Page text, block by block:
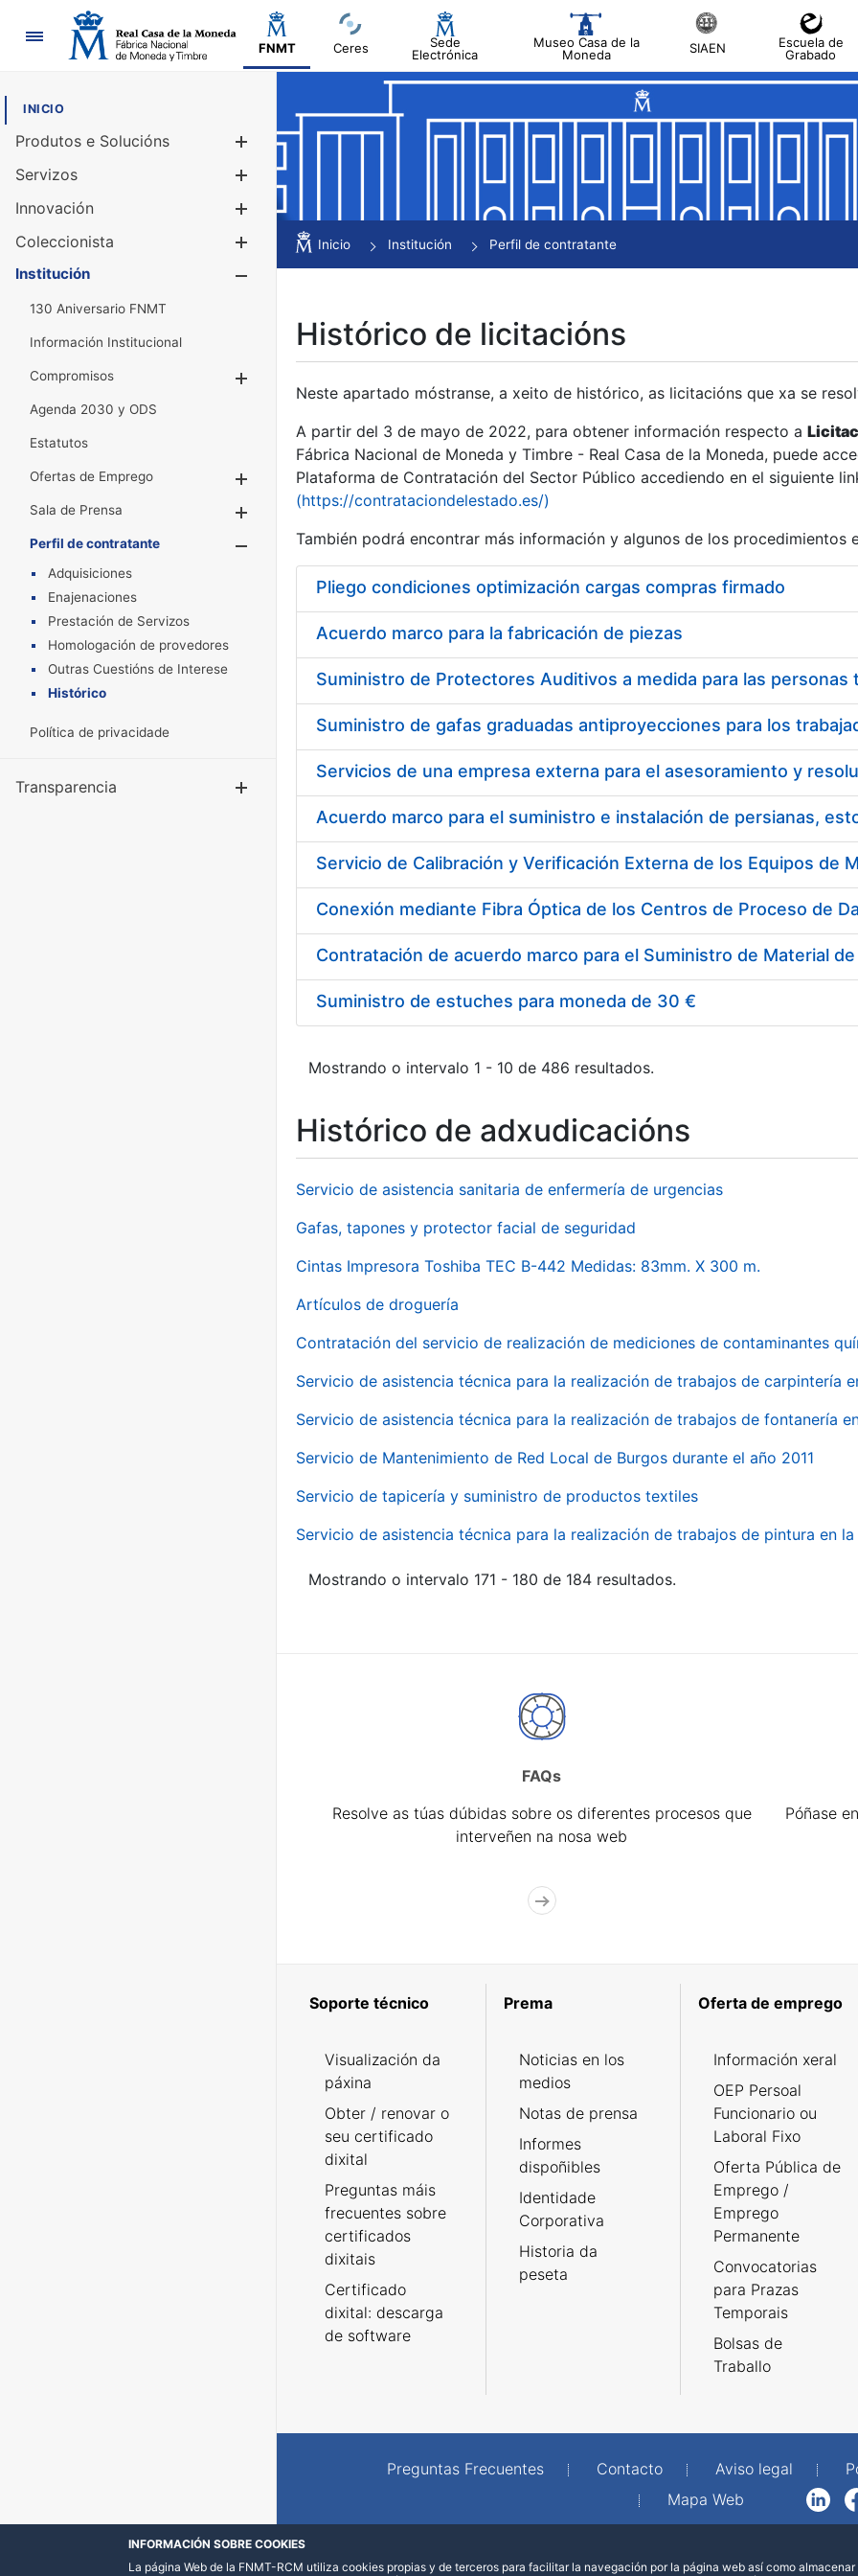
Navegación
FNMT Ceres
Sede
Electrónica
Museo Casa de la
Moneda
SIAEN
Escuela de
Grabado
INICIO
Produtos e Solucións
Mostrar/Ocultar
Servizos
Innovación
Coleccionista
Mostrar/Ocultar
Institución
130 Aniversario FNMT
Información Institucional
Compromisos
Agenda 2030 y ODS
Estatutos
Ofertas de Emprego
Mostrar/Ocultar
Sala de Prensa
Mostrar/Ocultar
Perfil de contratante
Mostrar/Ocultar
Adquisiciones
Enajenaciones
Prestación de Servizos
Homologación de provedores
Outras Cuestións de Interese
Histórico
Política de privacidade
Transparencia
Inicio Institución Perfil de contratante
Histórico de licitacións
Neste apartado móstranse, a xeito de histórico, as licitacións que xa se
A partir del 3 de mayo de 2022, para obtener información respecto a
Fábrica Nacional de Moneda y Timbre - Real Casa de la Moneda, puede
Plataforma de Contratación del Sector Público accediendo en el siguiente
(https://contrataciondelestado.es/)
También podrá encontrar más información y algunos de los procedimientos
Pliego condiciones optimización cargas compras firmado
Acuerdo marco para la fabricación de piezas
Acuerdo marco para el suministro e instalación de persianas,
Suministro de estuches para moneda de 30 €
Mostrando o intervalo 1 - 10 de 486 resultados.
Histórico de adxudicacións
Servicio de asistencia sanitaria de enfermería de urgencias
Gafas, tapones y protector facial de seguridad
Cintas Impresora Toshiba TEC B-442 Medidas: 83mm. X 300 m.
Artículos de droguería
Contratación del servicio de realización de mediciones de contaminantes
Servicio de asistencia técnica para la realización de trabajos de carpintería
Servicio de asistencia técnica para la realización de trabajos de fontanería
Servicio de Mantenimiento de Red Local de Burgos durante el año 2011
Servicio de tapicería y suministro de productos textiles
Servicio de asistencia técnica para la realización de trabajos de pintura en
Mostrando o intervalo 171 - 180 de 184 resultados.
FAQs
Resolve as túas dúbidas sobre os diferentes procesos que
interveñen na nosa web
Póñase
Soporte técnico
Visualización da
páxina
Obter / renovar o
seu certificado
dixital
Preguntas máis
frecuentes sobre
certificados
dixitais
Certificado
dixital: descarga
de software
Prema
Noticias en los
medios
Notas de prensa
Informes
dispoñibles
Identidade
Corporativa
Historia da
peseta
Oferta de emprego
Información xeral
OEP Persoal
Funcionario ou
Laboral Fixo
Oferta Pública de
Emprego /
Emprego
Permanente
Convocatorias
para Prazas
Temporais
Bolsas de
Traballo
Preguntas Frecuentes Contacto Aviso legal
Mapa Web
LinkedInFacebook
INFORMACIÓN SOBRE COOKIES
La página Web de la FNMT-RCM utiliza cookies propias y de terceros para facilitar la navegación por la página web así como